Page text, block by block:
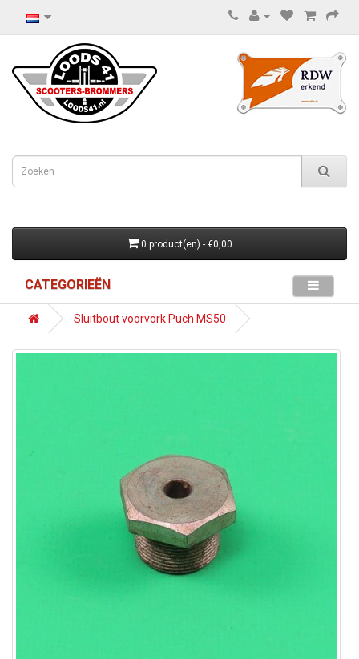
0 product(en) - €0,00
CATEGORIEËN
Sluitbout voorvork Puch MS50